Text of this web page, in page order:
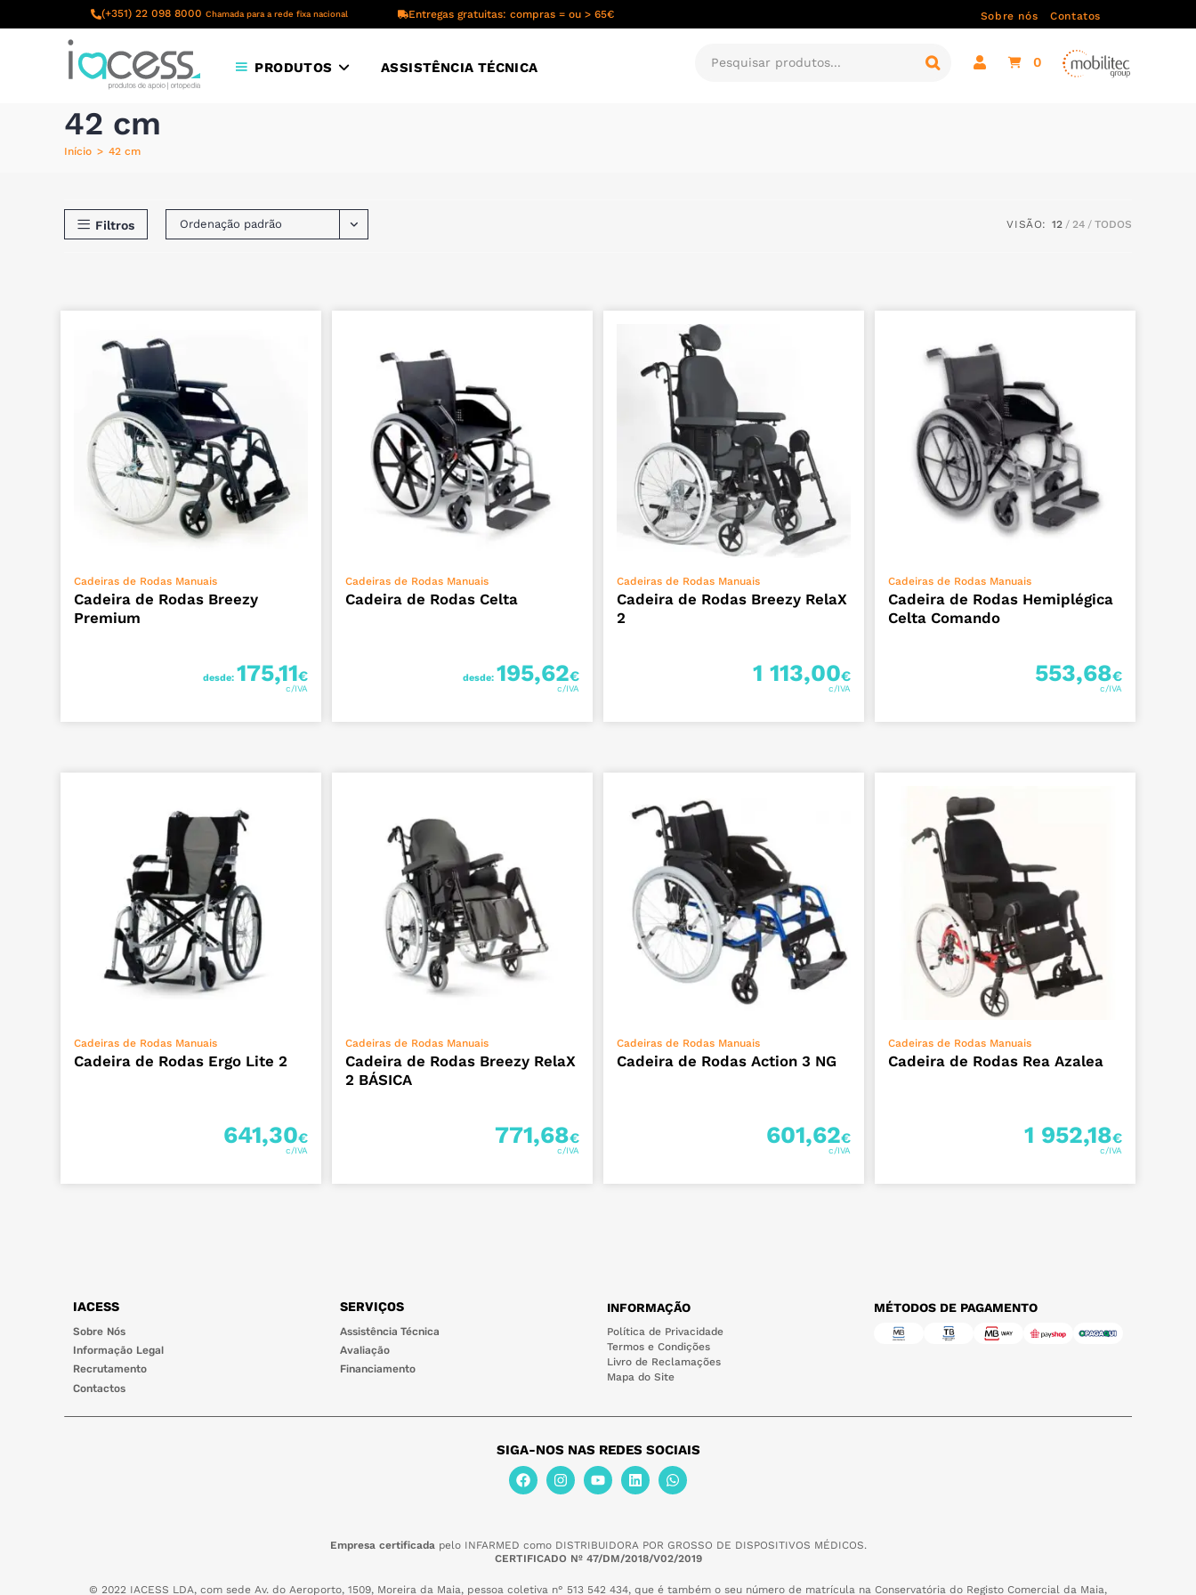
(+351) 22 098 8000 Chamada para a rede fixa nacional Entregas gratuitas: compras = ou > 65€ Sobre nós Contatos
0
PRODUTOS ASSISTÊNCIA TÉCNICA
42 cm
Início > 42 cm
Filtros Ordenação padrão VISÃO: 12 24 TODOS
VER OPÇÕES
Cadeiras de Rodas Manuais
Cadeira de Rodas Breezy
Premium
desde: 175,11€
VER OPÇÕES
Cadeiras de Rodas Manuais
Cadeira de Rodas Celta
desde: 195,62€
VER OPÇÕES
Cadeiras de Rodas Manuais
Cadeira de Rodas Breezy RelaX
2
1 113,00€
VER OPÇÕES
Cadeiras de Rodas Manuais
Cadeira de Rodas Hemiplégica
Celta Comando
553,68€
VER OPÇÕES
Cadeiras de Rodas Manuais
Cadeira de Rodas Ergo Lite 2
641,30€
VER OPÇÕES
Cadeiras de Rodas Manuais
Cadeira de Rodas Breezy RelaX
2 BÁSICA
771,68€
ADICIONAR
Cadeiras de Rodas Manuais
Cadeira de Rodas Action 3 NG
601,62€
ADICIONAR
Cadeiras de Rodas Manuais
Cadeira de Rodas Rea Azalea
1 952,18€
IACESS
Sobre Nós
Informação Legal
Recrutamento
Contactos
SERVIÇOS
Assistência Técnica
Avaliação
Financiamento
INFORMAÇÃO
Política de Privacidade
Termos e Condições
Livro de Reclamações
Mapa do Site
MÉTODOS DE PAGAMENTO
SIGA-NOS NAS REDES SOCIAIS
Empresa certificadapelo INFARMED como DISTRIBUIDORA POR GROSSO DE DISPOSITIVOS MÉDICOS.
CERTIFICADO Nº 47/DM/2018/V02/2019
© 2022 IACESS LDA, com sede Av. do Aeroporto, 1509, Moreira da Maia, pessoa coletiva n° 513 542 434, que é também o seu número de matrícula na Conservatória do Registo Comercial da Maia,